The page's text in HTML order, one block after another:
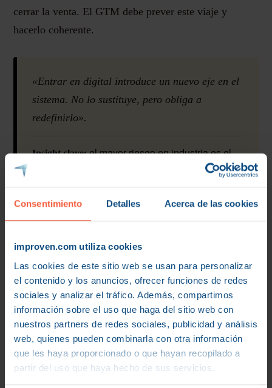
Consentimiento Detalles Acerca de las cookies
improven.com utiliza cookies
Las cookies de este sitio web se usan para personalizar
el contenido y los anuncios, ofrecer funciones de redes
sociales y analizar el tráfico. Además, compartimos
información sobre el uso que haga del sitio web con
nuestros partners de redes sociales, publicidad y análisis
web, quienes pueden combinarla con otra información
que les haya proporcionado o que hayan recopilado a
partir del uso que haya hecho de sus servicios.
cerrar la venta. El GTM debe prever este viaje y
hacerlo coherente.
«Entrar en digital introduce un nuevo eje en el
sistema. No lo sustituye, pero obliga a
redefinirlo».
Insight clave:el mayor riesgo en industria es el
conflicto de canal. Una estrategia GTM sirve
modelo digital no canibalice al tradicional, sino
que lo potencie.
Requisito previo: validar el Product-
Market Fit
ElProduct-Market Fit es la comprobación de que el
mercado quiere el producto tal como la empresa lo
ofrece. En SaaS se valida con rapidez. En industria, el
PMF es más complejo porque depende no solo del